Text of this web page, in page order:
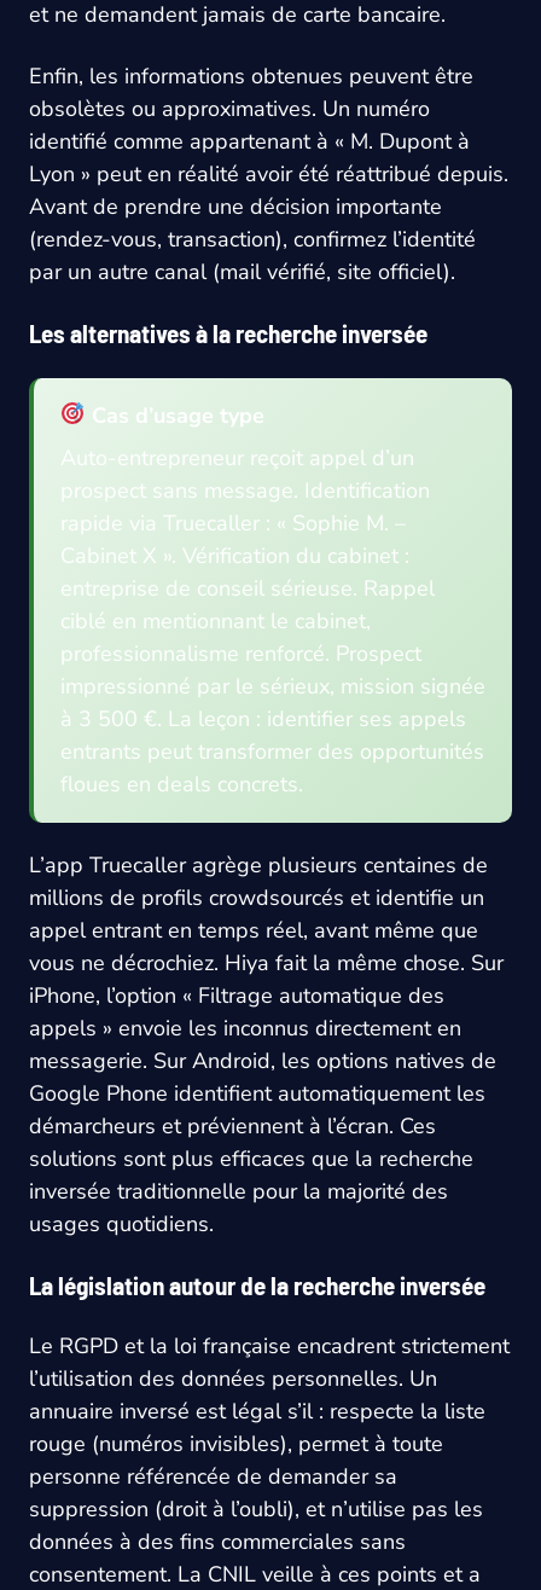
et ne demandent jamais de carte bancaire.
Enfin, les informations obtenues peuvent être
obsolètes ou approximatives. Un numéro
identifié comme appartenant à « M. Dupont à
Lyon » peut en réalité avoir été réattribué depuis.
Avant de prendre une décision importante
(rendez-vous, transaction), confirmez l’identité
par un autre canal (mail vérifié, site officiel).
Les alternatives à la recherche inversée
Cas d’usage type
Auto-entrepreneur reçoit appel d’un
prospect sans message. Identification
rapide via Truecaller : « Sophie M. –
Cabinet X ». Vérification du cabinet :
entreprise de conseil sérieuse. Rappel
ciblé en mentionnant le cabinet,
professionnalisme renforcé. Prospect
impressionné par le sérieux, mission signée
à 3 500 €. La leçon : identifier ses appels
entrants peut transformer des opportunités
floues en deals concrets.
L’app Truecaller agrège plusieurs centaines de
millions de profils crowdsourcés et identifie un
appel entrant en temps réel, avant même que
vous ne décrochiez. Hiya fait la même chose. Sur
iPhone, l’option « Filtrage automatique des
appels » envoie les inconnus directement en
messagerie. Sur Android, les options natives de
Google Phone identifient automatiquement les
démarcheurs et préviennent à l’écran. Ces
solutions sont plus efficaces que la recherche
inversée traditionnelle pour la majorité des
usages quotidiens.
La législation autour de la recherche inversée
Le RGPD et la loi française encadrent strictement
l’utilisation des données personnelles. Un
annuaire inversé est légal s’il : respecte la liste
rouge (numéros invisibles), permet à toute
personne référencée de demander sa
suppression (droit à l’oubli), et n’utilise pas les
données à des fins commerciales sans
consentement. La CNIL veille à ces points et a